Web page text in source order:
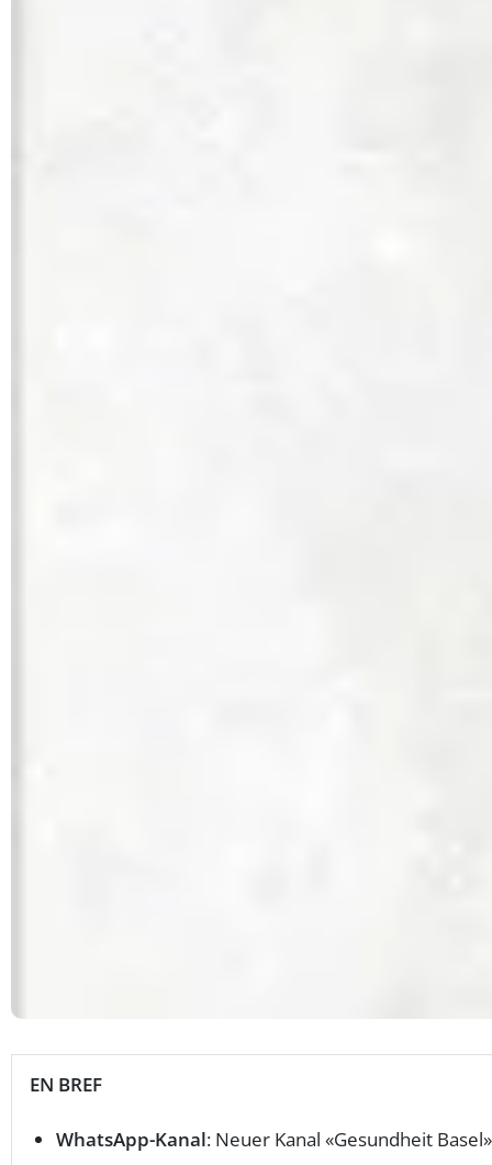
EN BREF
WhatsApp-Kanal: Neuer Kanal «Gesundheit